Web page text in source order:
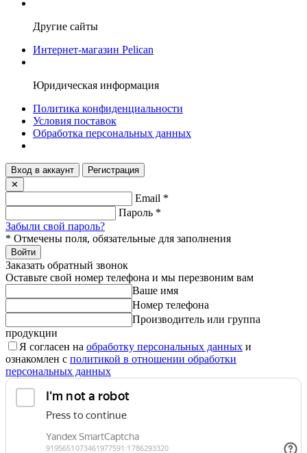
Другие сайты
Интернет-магазин Pelican
Юридическая информация
Политика конфиденциальности
Условия поставок
Обработка персональных данных
Вход в аккаунт
Регистрация
✕
Email *
Пароль *
Забыли свой пароль?
* Отмечены поля, обязательные для заполнения
Войти
Заказать обратный звонок
Оставьте свой номер телефона и мы перезвоним вам
Ваше имя
Номер телефона
Производитель или группа
продукции
Я согласен на обработку персональных данных и
ознакомлен с политикой в отношении обработки
персональных данных